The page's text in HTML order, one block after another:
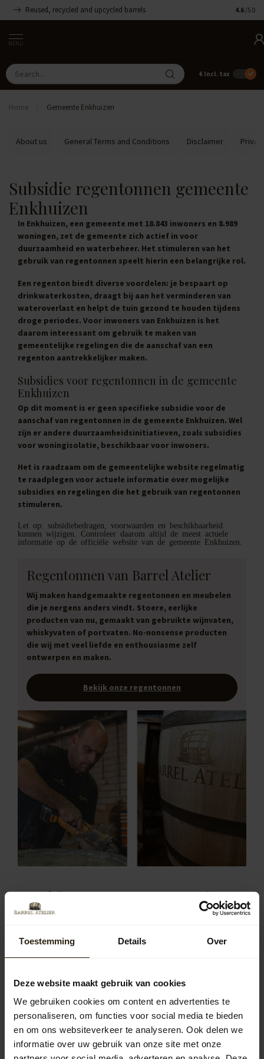
Toestemming Details Over
Deze website maakt gebruik van cookies
We gebruiken cookies om content en advertenties te
personaliseren, om functies voor social media te bieden
en om ons websiteverkeer te analyseren. Ook delen we
informatie over uw gebruik van onze site met onze
Reused, recycled and upcycled barrels 4.6 /5.0
MENU
€ Incl. tax
Home Gemeente Enkhuizen
About us General Terms and Conditions Disclaimer
Subsidie regentonnen gemeente
Enkhuizen
In Enkhuizen, een gemeente met 18.843 inwoners en 8.989
woningen, zet de gemeente zich actief in voor
duurzaamheid en waterbeheer. Het stimuleren van het
gebruik van regentonnen speelt hierin een belangrijke rol.
Een regenton biedt diverse voordelen: je bespaart op
drinkwaterkosten, draagt bij aan het verminderen van
wateroverlast en helpt de tuin gezond te houden tijdens
droge periodes. Voor inwoners van Enkhuizen is het
daarom interessant om gebruik te maken van
gemeentelijke regelingen die de aanschaf van een
regenton aantrekkelijker maken.
Subsidies voor regentonnen in de gemeente
Enkhuizen
Op dit moment is er geen specifieke subsidie voor de
aanschaf van regentonnen in de gemeente Enkhuizen. Wel
zijn er andere duurzaamheidsinitiatieven, zoals subsidies
voor woningisolatie, beschikbaar voor inwoners.
Het is raadzaam om de gemeentelijke website regelmatig
te raadplegen voor actuele informatie over mogelijke
subsidies en regelingen die het gebruik van regentonnen
stimuleren.
Let op: subsidiebedragen, voorwaarden en beschikbaarheid
kunnen wijzigen. Controleer daarom altijd de meest actuele
informatie op de officiële website van de gemeente Enkhuizen.
Regentonnen van Barrel Atelier
Wij maken handgemaakte regentonnen en meubelen
die je nergens anders vindt. Stoere, eerlijke
producten van nu, gemaakt van gebruikte wijnvaten,
whiskyvaten of portvaten. No-nonsense producten
die wij met veel liefde en enthousiasme zelf
ontwerpen en maken.
Bekijk onze regentonnen
Populaire soorten regentonnen in
gemeente Enkhuizen
populair. Houten tonnen bieden een authentieke
keuze hangt af van persoonlijke voorkeur en de stijl van je
Houten regentonnen
De houten regentonnen van Barrel Atelier zijn vervaardigd
uit gerecyclede wijn-, whisky- of portvaten. Ze
combineren duurzaamheid met een robuuste uitstraling